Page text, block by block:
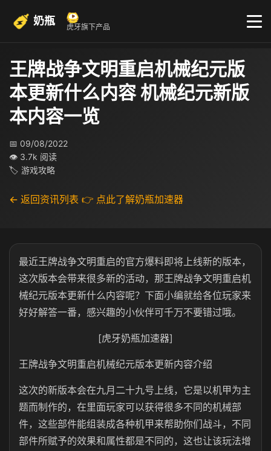
奶瓶 虎牙旗下产品
王牌战争文明重启机械纪元版
本更新什么内容 机械纪元新版
本内容一览
📅 09/08/2022
👁 3.7k 阅读
🏷 游戏攻略
← 返回资讯列表 👉 点此了解奶瓶加速器
最近王牌战争文明重启的官方爆料即将上线新的版本，
这次版本会带来很多新的活动，那王牌战争文明重启机
械纪元版本更新什么内容呢？下面小编就给各位玩家来
好好解答一番，感兴趣的小伙伴可千万不要错过哦。
[虎牙奶瓶加速器]
王牌战争文明重启机械纪元版本更新内容介绍
这次的新版本会在九月二十九号上线，它是以机甲为主
题而制作的，在里面玩家可以获得很多不同的机械部
件，这些部件能组装成各种机甲来帮助你们战斗，不同
部件所赋予的效果和属性都是不同的，这也让该玩法增